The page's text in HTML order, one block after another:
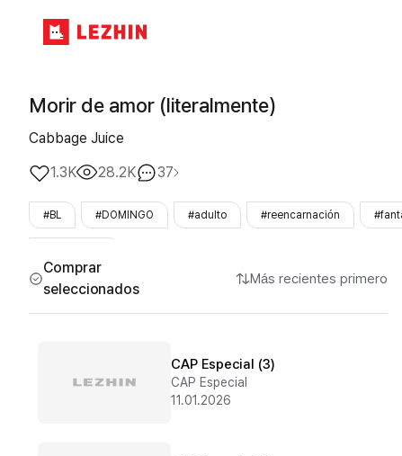
Morir de amor (literalmente)
Cabbage Juice
1.3K
28.2K 37
#BL #DOMINGO #adulto #reencarnación
Comprar
seleccionados
Más recientes primero
CAP Especial (3)
CAP Especial
11.01.2026